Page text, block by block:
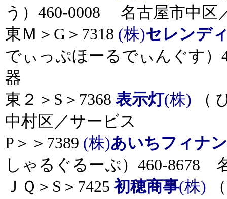
う）460-0008 名古屋市中区
東Ｍ＞G＞7318 (株)セレンデ
でぃっぷほーるでぃんぐす
器
東２＞S＞7368 表示灯(株) （
中村区／サービス
P＞＞7389 (株)あいちフィナ
しゃるぐるーぷ）460-8678
ＪＱ＞S＞7425初穂商事(株)